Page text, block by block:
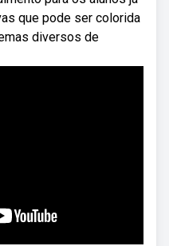
que pode ser colorida
diversos de